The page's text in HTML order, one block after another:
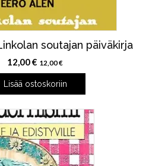
soutajan päiväkirja
12,00€ 12,00€
Lisää ostoskoriin